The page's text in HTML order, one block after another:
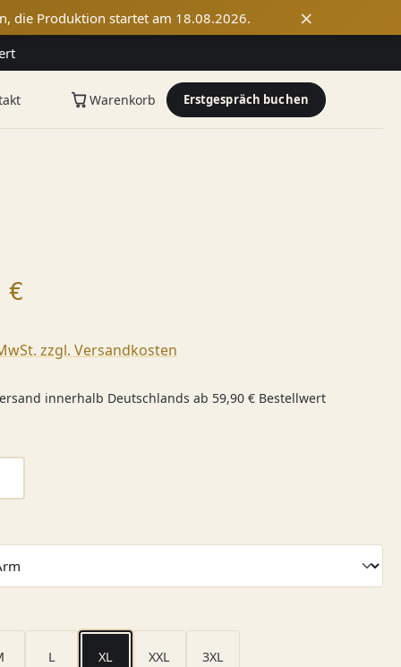
die Produktion startet am 18.08.2026. ×
Warenkorb Erstgespräch buchen
Preis:
zzgl. Versandkosten
innerhalb Deutschlands ab 59,90 € Bestellwert
L XL XXL 3XL